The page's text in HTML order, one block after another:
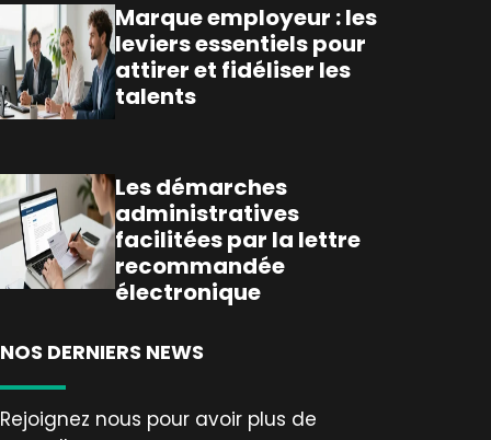
Marque employeur : les
leviers essentiels pour
attirer et fidéliser les
talents
Les démarches
administratives
facilitées par la lettre
recommandée
électronique
NOS DERNIERS NEWS
Rejoignez nous pour avoir plus de